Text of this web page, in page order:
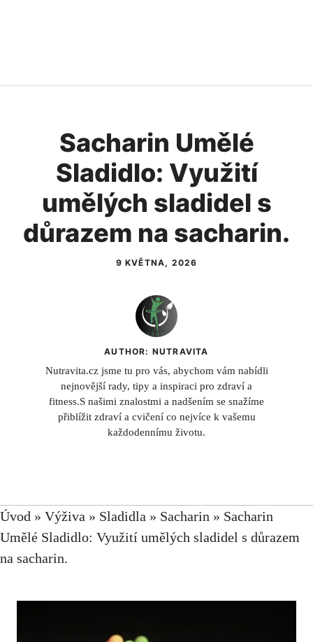
Sacharin Umělé
Sladidlo: Využití
umělých sladidel s
důrazem na sacharin.
9 KVĚTNA, 2026
AUTHOR: NUTRAVITA
Nutravita.cz jsme tu pro vás, abychom vám nabídli
nejnovější rady, tipy a inspiraci pro zdraví a
fitness.S našimi znalostmi a nadšením se snažíme
přiblížit zdraví a cvičení co nejvíce k vašemu
každodennímu životu.
Úvod » Výživa » Sladidla » Sacharin » Sacharin
Umělé Sladidlo: Využití umělých sladidel s důrazem
na sacharin.